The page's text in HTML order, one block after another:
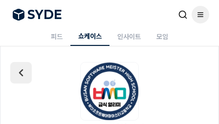
SYDE
피드 쇼케이스 인사이트 모임